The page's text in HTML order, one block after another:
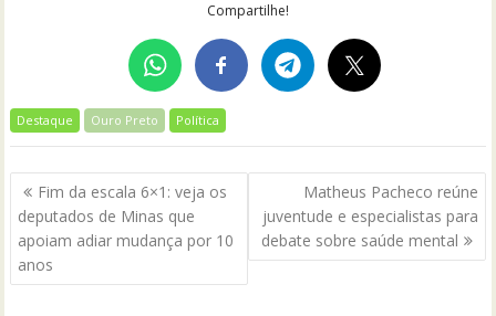
Compartilhe!
Destaque Ouro Preto Política
Navegação
de
Post
Fim da escala 6×1: veja os
deputados de Minas que
apoiam adiar mudança por 10
anos
Matheus Pacheco reúne
juventude e especialistas para
debate sobre saúde mental